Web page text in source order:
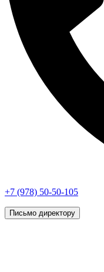
+7 (978) 50-50-105
Письмо директору